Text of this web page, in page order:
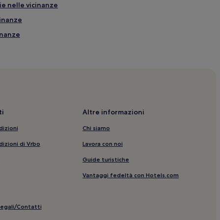
nelle vicinanze
house
di Vrbo
Contatti
Altre informazioni
Chi siamo
Lavora con noi
Guide turistiche
Vantaggi fedeltà con Hotels.com